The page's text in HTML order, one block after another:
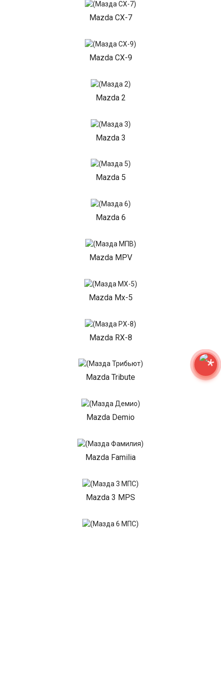
Mazda CX-7
Mazda CX-9
Mazda 2
Mazda 3
Mazda 5
Mazda 6
Mazda MPV
Mazda Mx-5
Mazda RX-8
Mazda Tribute
Mazda Demio
Mazda Familia
Mazda 3 MPS